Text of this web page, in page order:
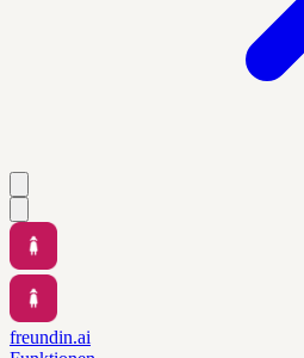
freundin.ai